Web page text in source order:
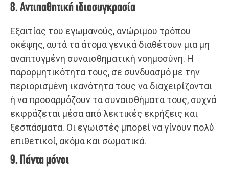
8. Αντιπαθητική ιδιοσυγκρασία
Εξαιτίας του εγωμανούς, ανώριμου τρόπου
σκέψης, αυτά τα άτομα γενικά διαθέτουν μια μη
αναπτυγμένη συναισθηματική νοημοσύνη. Η
παρορμητικότητα τους, σε συνδυασμό με την
περιορισμένη ικανότητα τους να διαχειρίζονται
ή να προσαρμόζουν τα συναισθήματα τους, συχνά
εκφράζεται μέσα από λεκτικές εκρήξεις και
ξεσπάσματα. Οι εγωιστές μπορεί να γίνουν πολύ
επιθετικοί, ακόμα και σωματικά.
9. Πάντα μόνοι